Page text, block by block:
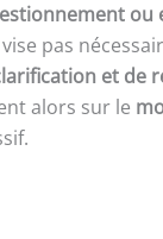
ou
pas
et de
alors sur le